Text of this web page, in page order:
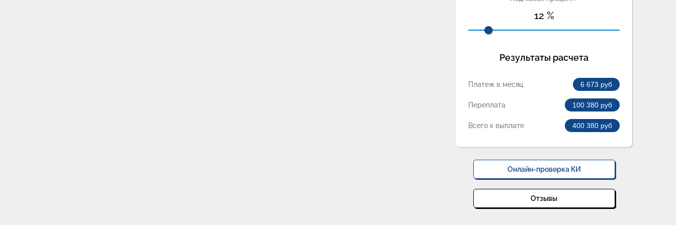
12 %
Результаты расчета
Платеж в месяц 6 673 руб
Переплата 100 380 руб
Всего к выплате 400 380 руб
Онлайн-проверка КИ
Отзывы